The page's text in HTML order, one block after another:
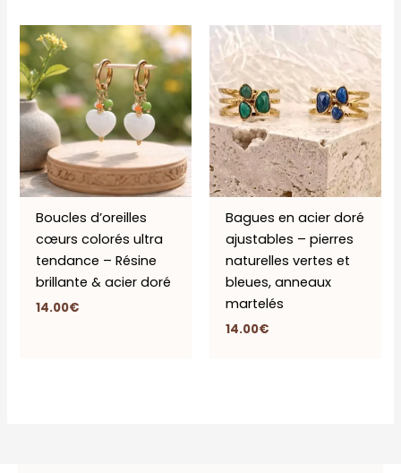
Boucles d’oreilles
cœurs colorés ultra
tendance – Résine
brillante & acier doré
14.00€
Bagues en acier doré
ajustables – pierres
naturelles vertes et
bleues, anneaux
martelés
14.00€